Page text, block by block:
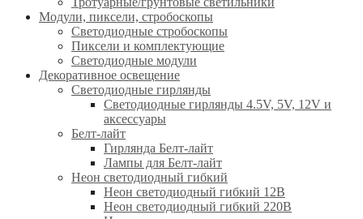
Модули, пиксели, стробоскопы
Светодиодные стробоскопы
Пиксели и комплектующие
Светодиодные модули
Декоративное освещение
Светодиодные гирлянды
Светодиодные гирлянды 4.5V, 5V, 12V и
аксессуары
Белт-лайт
Гирлянда Белт-лайт
Лампы для Белт-лайт
Неон светодиодный гибкий
Неон светодиодный гибкий 12В
Неон светодиодный гибкий 220В